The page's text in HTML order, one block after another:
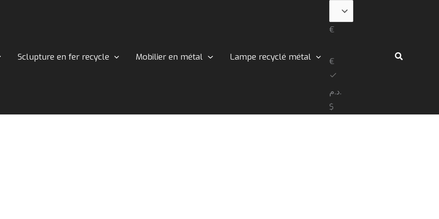
Sclupture en fer recycle Mobilier en métal Lampe recyclé métal
€
€
د.م.
$
Rechercher